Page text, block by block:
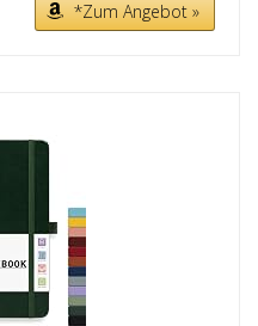
*Zum Angebot »